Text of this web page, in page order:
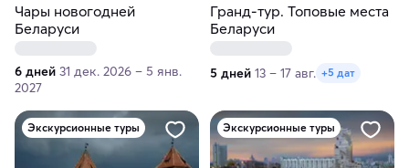
Чары новогодней
Беларуси
6 дней 31 дек. 2026 – 5 янв.
2027
Гранд-тур. Топовые места
Беларуси
5 дней 13 – 17 авг. +5 дат
Экскурсионные туры Экскурсионные туры